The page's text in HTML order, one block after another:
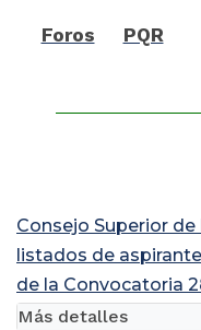
Foros PQR
Consejo Superior
listados de
de la Convocatoria
Más detalles